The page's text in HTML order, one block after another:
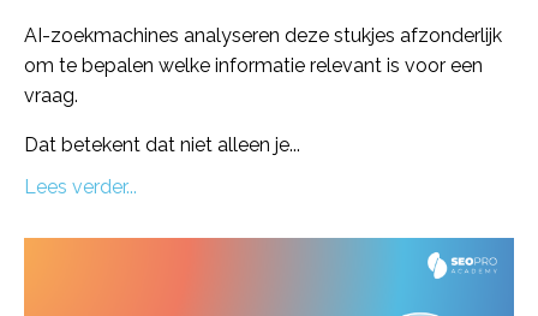
AI-zoekmachines analyseren deze stukjes afzonderlijk
om te bepalen welke informatie relevant is voor een
vraag.
Dat betekent dat niet alleen je...
Lees verder...